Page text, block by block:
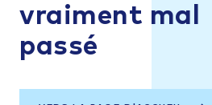
vraiment mal
passé